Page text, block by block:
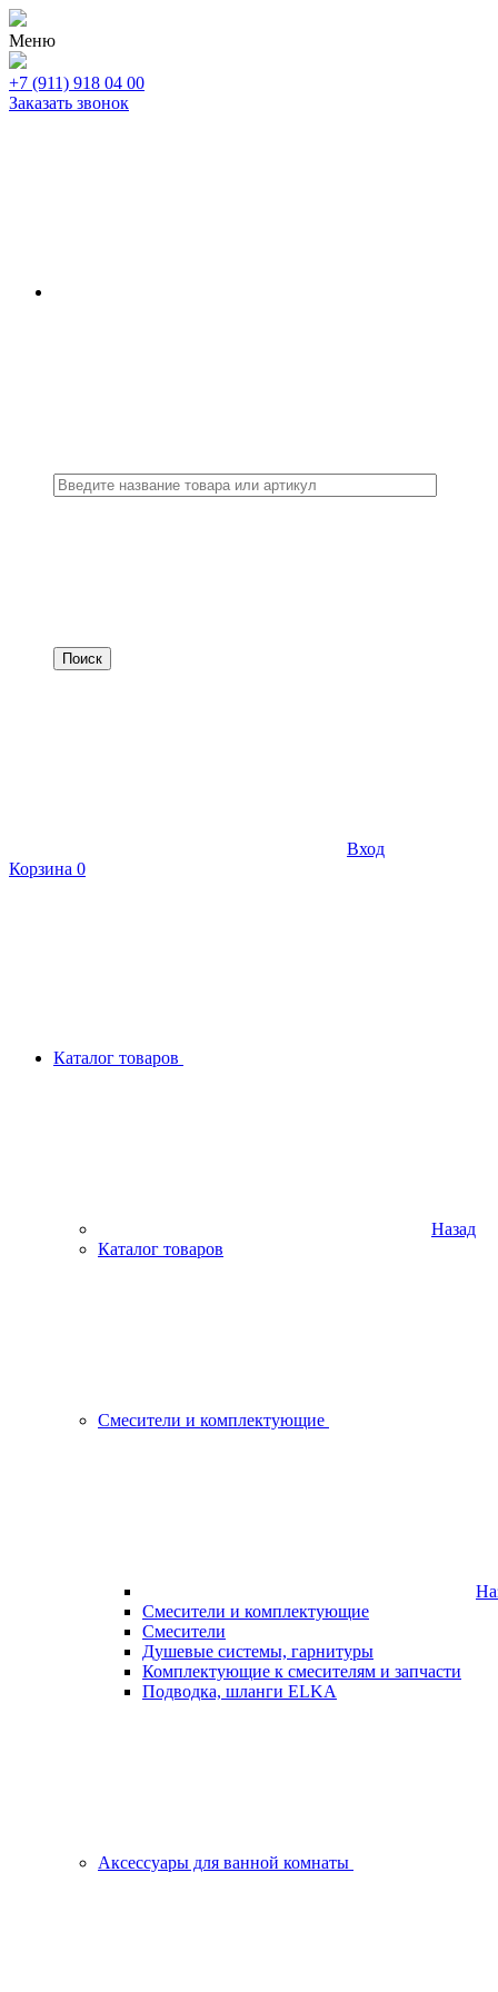
Меню
+7 (911) 918 04 00
Заказать звонок
Вход
Корзина 0
Каталог товаров
Назад
Каталог товаров
Смесители и комплектующие
Смесители и комплектующие
Смесители
Душевые системы, гарнитуры
Комплектующие к смесителям и запчасти
Подводка, шланги ELKA
Аксессуары для ванной комнаты